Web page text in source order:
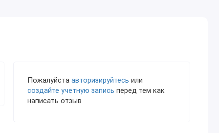
Пожалуйста авторизируйтесь или
создайте учетную запись перед тем как
написать отзыв